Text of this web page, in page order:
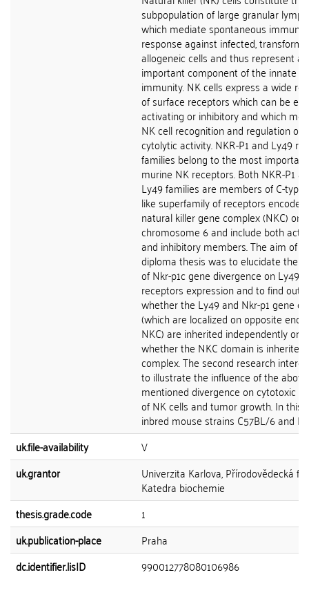
subpopulation of large granular
which mediate spontaneous immune
response against infected,
allogeneic cells and thus represent an
important component of the innate
immunity. NK cells express a wide
of surface receptors which can be
activating or inhibitory and which
NK cell recognition and regulation of
cytolytic activity. NKR-P1 and Ly49
families belong to the most important
murine NK receptors. Both NKR-P1
Ly49 families are members of C-type
like superfamily of receptors
natural killer gene complex (NKC) on
chromosome 6 and include both
and inhibitory members. The aim of
diploma thesis was to elucidate the
of Nkr-p1c gene divergence on Ly49
receptors expression and to find out
whether the Ly49 and Nkr-p1 gene
(which are localized on opposite
NKC) are inherited independently or
whether the NKC domain is inherited
complex. The second research
to illustrate the influence of the above
mentioned divergence on cytotoxic
of NK cells and tumor growth. In this
inbred mouse strains C57BL/6 and
uk.file-availability
V
uk.grantor
Univerzita Karlova, Přírodovědecká
Katedra biochemie
thesis.grade.code
1
uk.publication-place
Praha
dc.identifier.lisID
990012778080106986